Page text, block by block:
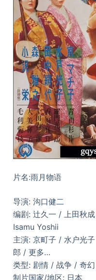
片名:雨月物语
导演: 沟口健二
编剧: 辻久一 / 上田秋
Isamu Yoshii
主演: 京町子 / 水户光
郎 / 更多…
类型: 剧情 / 战争 / 奇幻
制片国家/地区: 日本